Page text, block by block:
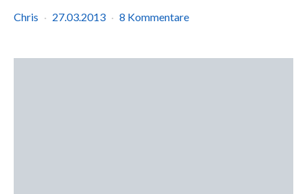
Chris 27.03.2013 8 Kommentare